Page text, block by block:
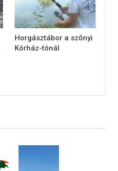
Horgásztábor a szőnyi
Kórház-tónál